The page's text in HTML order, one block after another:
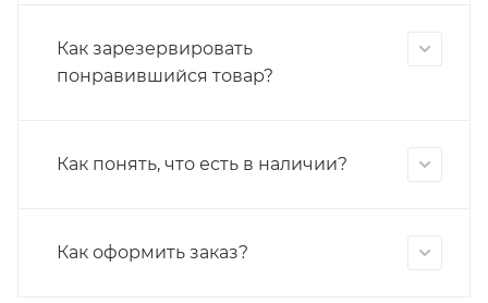
Как зарезервировать
понравившийся товар?
Как понять, что есть в наличии?
Как оформить заказ?